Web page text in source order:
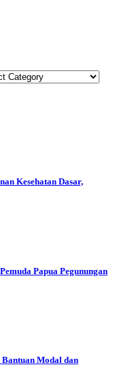
Kesehatan Dasar,
Papua Pegunungan
Modal dan